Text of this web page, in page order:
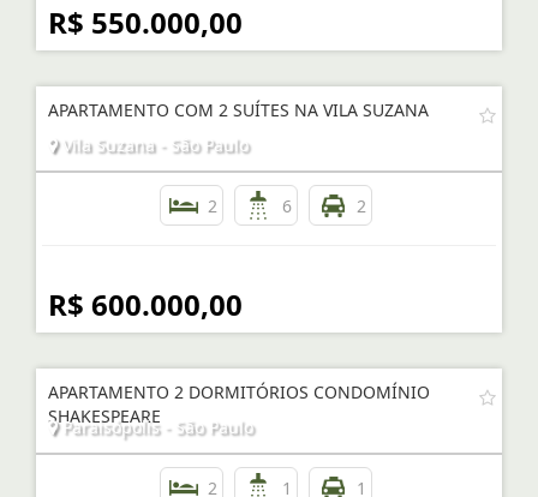
R$ 550.000,00
APARTAMENTO COM 2 SUÍTES NA VILA SUZANA
Vila Suzana - São Paulo
2 6 2
R$ 600.000,00
APARTAMENTO 2 DORMITÓRIOS CONDOMÍNIO
SHAKESPEARE
Paraisópolis - São Paulo
2 1 1